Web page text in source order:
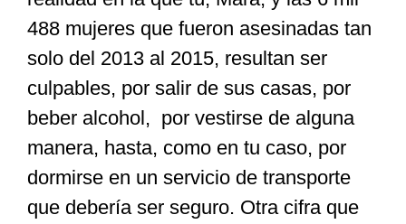
488 mujeres que fueron asesinadas tan
solo del 2013 al 2015, resultan ser
culpables, por salir de sus casas, por
beber alcohol, por vestirse de alguna
manera, hasta, como en tu caso, por
dormirse en un servicio de transporte
que debería ser seguro. Otra cifra que